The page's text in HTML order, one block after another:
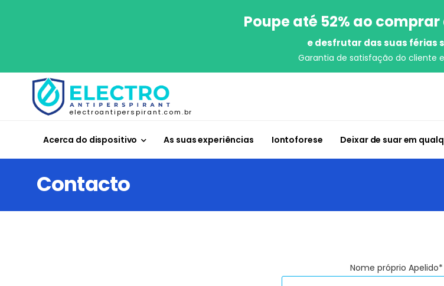
Poupe até 52% ao
e desfrutar das suas férias
Garantia de satisfação do cliente
electroantiperspirant.com.br
Acerca do dispositivo As suas experiências Iontoforese Deixar de suar em
Contacto
Nome próprio Apelido*